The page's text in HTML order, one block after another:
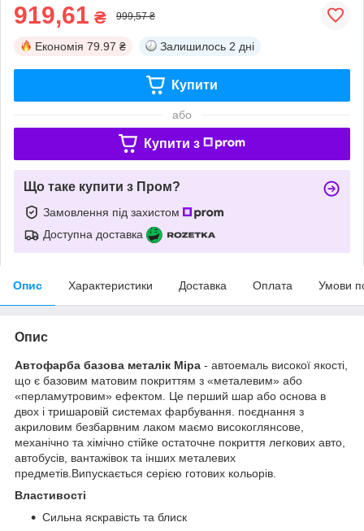
919,61 ₴ 999,57 ₴
Економія 79.97 ₴ Залишилось 2 дні
Купити
або
Купити з
Що таке купити з Пром?
Замовлення під захистом
Доступна доставка
Опис Характеристики Доставка Оплата Умови
Опис
Автофарба базова металік Mipa - автоемаль високої якості,
що є базовим матовим покриттям з «металевим» або
«перламутровим» ефектом. Це перший шар або основа в
двох і тришаровій системах фарбування. поєднання з
акриловим безбарвним лаком маємо високоглянсове,
механічно та хімічно стійке остаточне покриття легкових авто,
автобусів, вантажівок та інших металевих
предметів.Випускається серією готових кольорів.
Властивості
Сильна яскравість та блиск